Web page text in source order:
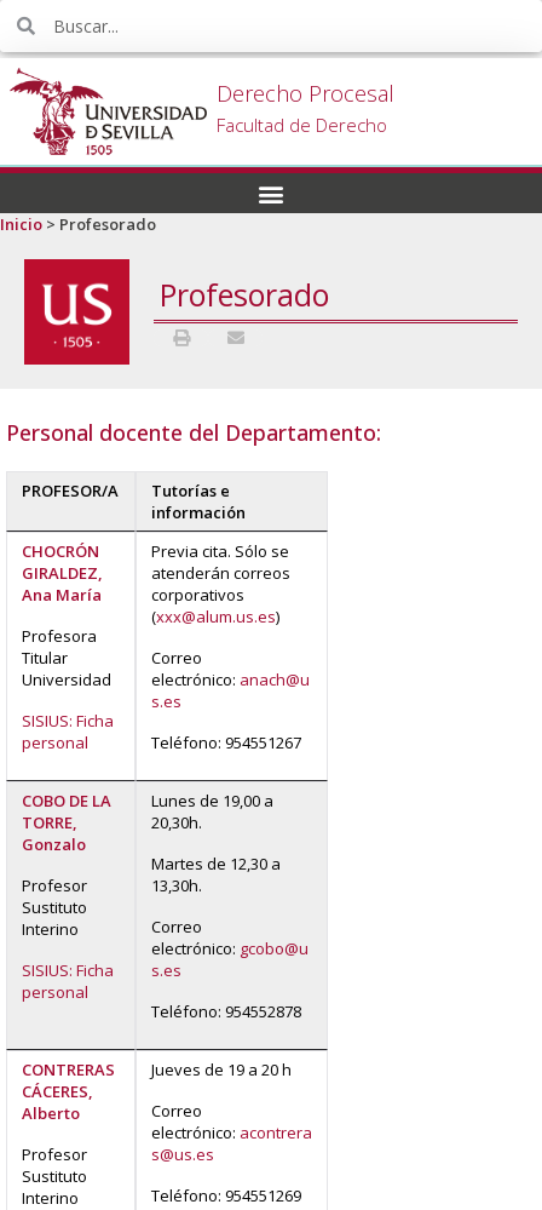
Derecho Procesal
Facultad de Derecho
Inicio > Profesorado
Profesorado
Personal docente del Departamento:
PROFESOR/A
Tutorías e
información
CHOCRÓN
GIRALDEZ,
Ana María
Profesora
Titular
Universidad
SISIUS: Ficha
personal
Previa cita. Sólo se
atenderán correos
corporativos
(xxx@alum.us.es)
Correo
electrónico: anach@u
s.es
Teléfono: 954551267
COBO DE LA
TORRE,
Gonzalo
Profesor
Sustituto
Interino
SISIUS: Ficha
personal
Lunes de 19,00 a
20,30h.
Martes de 12,30 a
13,30h.
Correo
electrónico: gcobo@u
s.es
Teléfono: 954552878
CONTRERAS
CÁCERES,
Alberto
Profesor
Sustituto
Interino
Jueves de 19 a 20 h
Correo
electrónico: acontrera
s@us.es
Teléfono: 954551269